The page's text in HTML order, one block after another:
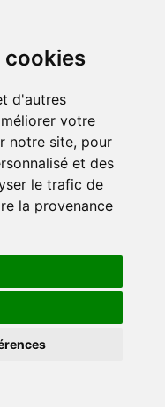
cookies
d'autres
votre
notre site, pour
et des
le trafic de
la provenance